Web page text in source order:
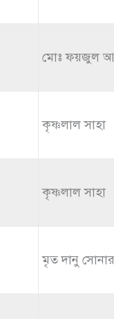
মোঃ ফয়জুল
কৃষ্ণলাল সাহা
কৃষ্ণলাল সাহা
মৃত দানু সোনার